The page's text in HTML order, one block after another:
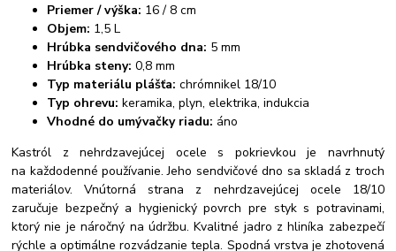
Priemer / výška: 16 / 8 cm
Objem: 1,5 L
Hrúbka sendvičového dna: 5 mm
Hrúbka steny: 0,8 mm
Typ materiálu plášťa:chrómnikel 18/10
Typ ohrevu:keramika, plyn, elektrika, indukcia
Vhodné do umývačky riadu: áno
Kastról z nehrdzavejúcej ocele s pokrievkou je navrhnutý
na každodenné používanie. Jeho sendvičové dno sa skladá z troch
materiálov. Vnútorná strana z nehrdzavejúcej ocele 18/10
zaručuje bezpečný a hygienický povrch pre styk s potravinami,
ktorý nie je náročný na údržbu. Kvalitné jadro z hliníka zabezpečí
rýchle a optimálne rozvádzanie tepla. Spodná vrstva je zhotovená